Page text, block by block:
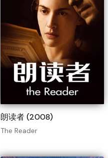
朗读者 (2008)
The Reader